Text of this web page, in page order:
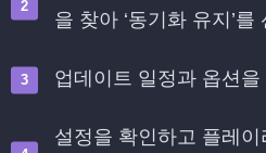
을 찾아 ‘동기화 유지’를
업데이트 일정과 옵션
설정을 확인하고 플레